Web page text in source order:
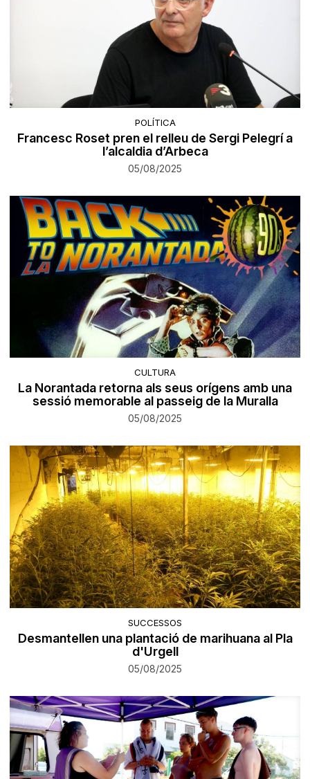
POLÍTICA
Francesc Roset pren el relleu de Sergi Pelegrí a
l’alcaldia d’Arbeca
05/08/2025
CULTURA
La Norantada retorna als seus orígens amb una
sessió memorable al passeig de la Muralla
05/08/2025
SUCCESSOS
Desmantellen una plantació de marihuana al Pla
d'Urgell
05/08/2025